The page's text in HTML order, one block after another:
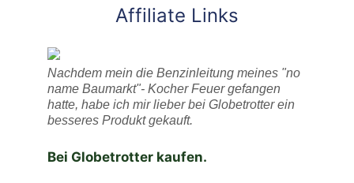
Affiliate Links
Nachdem mein die Benzinleitung meines "no
name Baumarkt"- Kocher Feuer gefangen
hatte, habe ich mir lieber bei Globetrotter ein
besseres Produkt gekauft.
Bei Globetrotter kaufen.